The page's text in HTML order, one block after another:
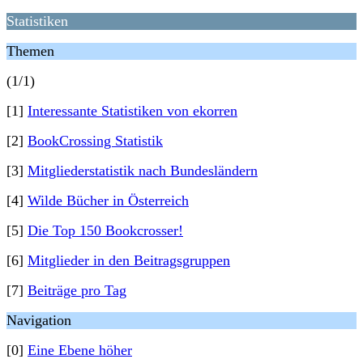
Statistiken
Themen
(1/1)
[1] Interessante Statistiken von ekorren
[2] BookCrossing Statistik
[3] Mitgliederstatistik nach Bundesländern
[4] Wilde Bücher in Österreich
[5] Die Top 150 Bookcrosser!
[6] Mitglieder in den Beitragsgruppen
[7] Beiträge pro Tag
Navigation
[0] Eine Ebene höher